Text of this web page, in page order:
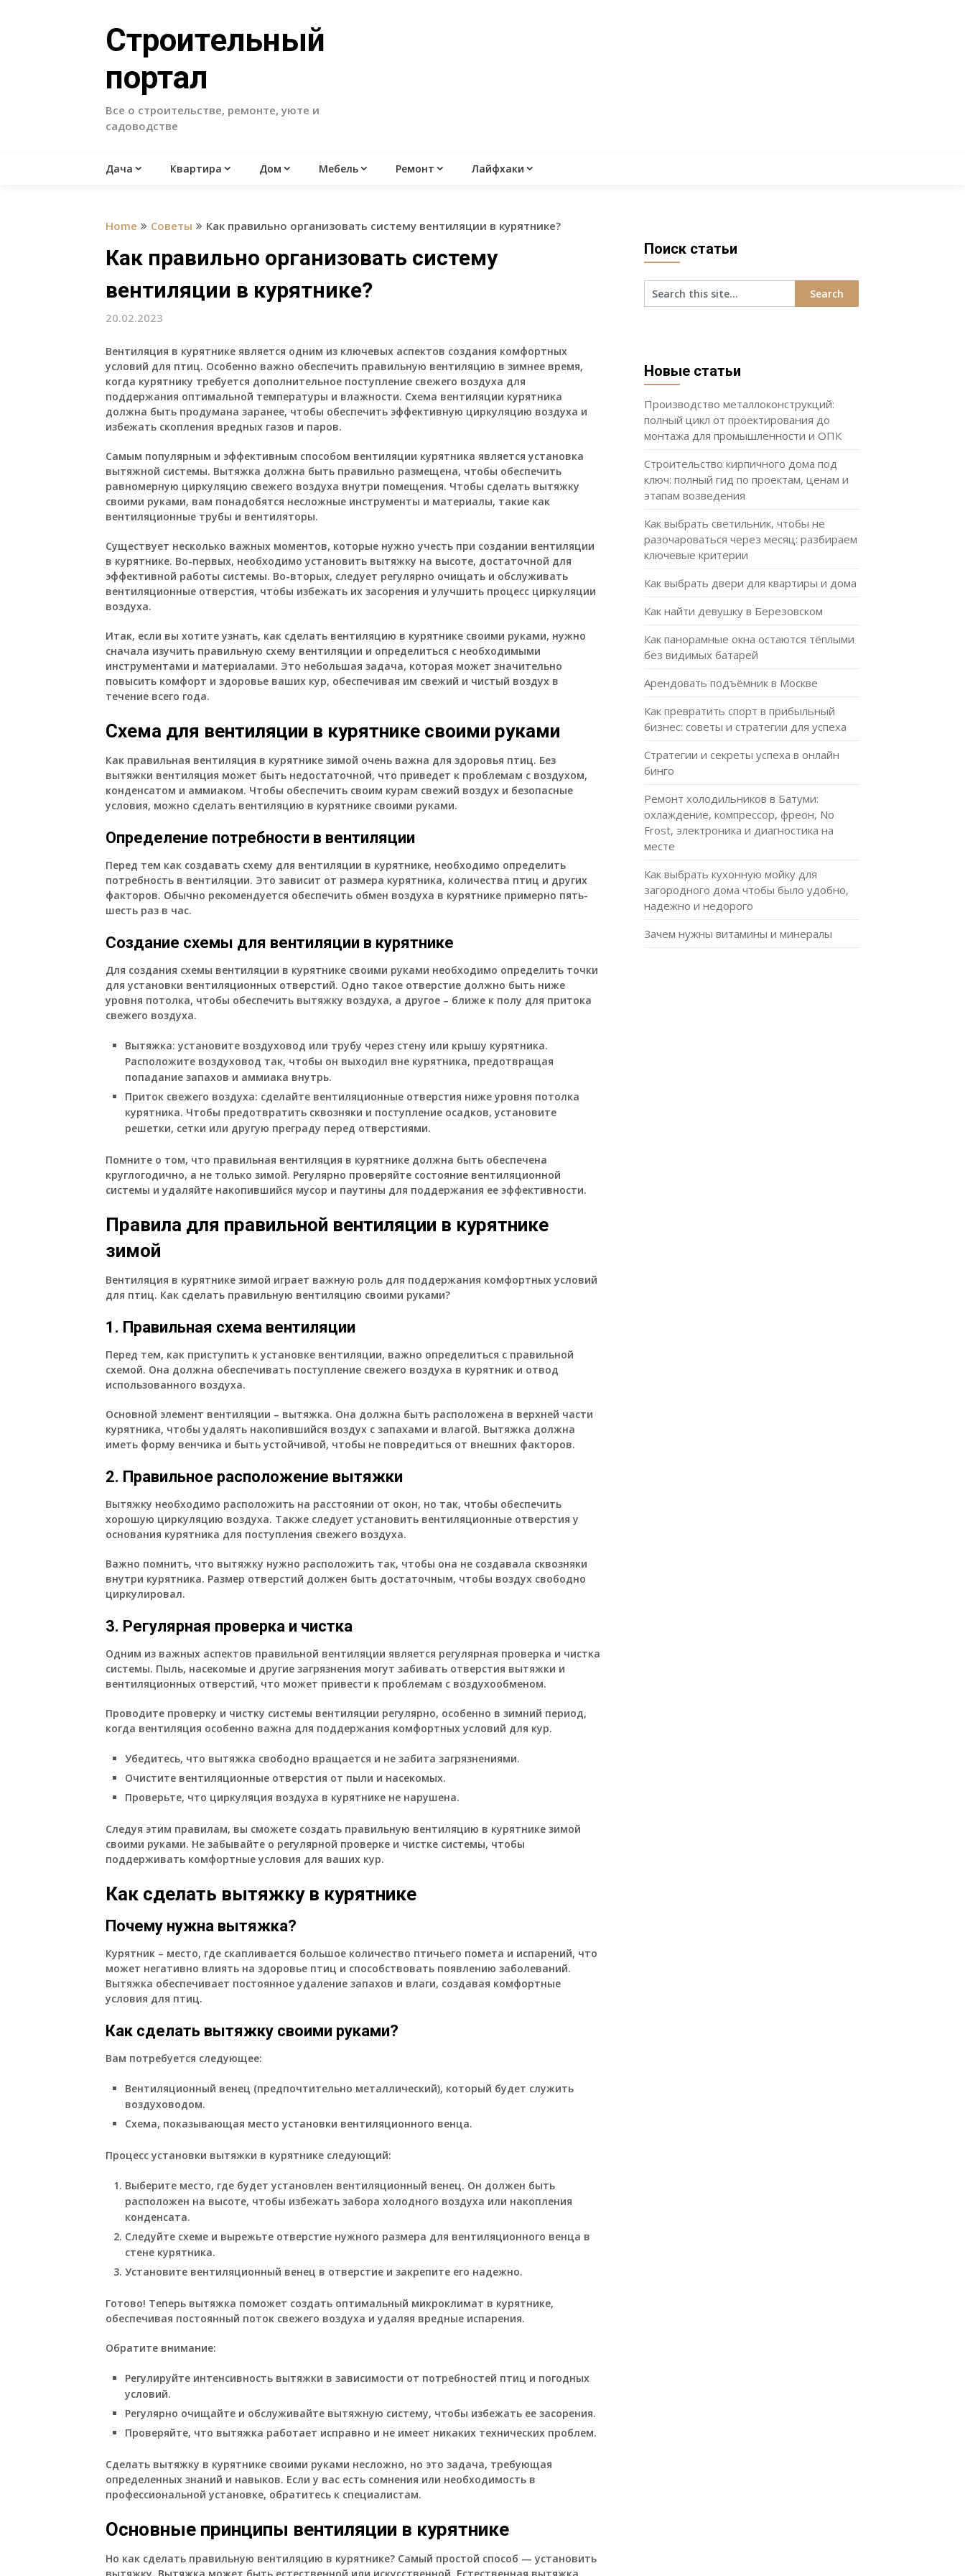
Строительный
портал
Все о строительстве, ремонте, уюте и
садоводстве
Дача Квартира Дом Мебель Ремонт Лайфхаки
Home Советы Как правильно организовать систему вентиляции в курятнике?
Как правильно организовать систему
вентиляции в курятнике?
20.02.2023
Вентиляция в курятнике является одним из ключевых аспектов создания комфортных
условий для птиц. Особенно важно обеспечить правильную вентиляцию в зимнее время,
когда курятнику требуется дополнительное поступление свежего воздуха для
поддержания оптимальной температуры и влажности. Схема вентиляции курятника
должна быть продумана заранее, чтобы обеспечить эффективную циркуляцию воздуха и
избежать скопления вредных газов и паров.
Самым популярным и эффективным способом вентиляции курятника является установка
вытяжной системы. Вытяжка должна быть правильно размещена, чтобы обеспечить
равномерную циркуляцию свежего воздуха внутри помещения. Чтобы сделать вытяжку
своими руками, вам понадобятся несложные инструменты и материалы, такие как
вентиляционные трубы и вентиляторы.
Существует несколько важных моментов, которые нужно учесть при создании вентиляции
в курятнике. Во-первых, необходимо установить вытяжку на высоте, достаточной для
эффективной работы системы. Во-вторых, следует регулярно очищать и обслуживать
вентиляционные отверстия, чтобы избежать их засорения и улучшить процесс циркуляции
воздуха.
Итак, если вы хотите узнать, как сделать вентиляцию в курятнике своими руками, нужно
сначала изучить правильную схему вентиляции и определиться с необходимыми
инструментами и материалами. Это небольшая задача, которая может значительно
повысить комфорт и здоровье ваших кур, обеспечивая им свежий и чистый воздух в
течение всего года.
Схема для вентиляции в курятнике своими руками
Как правильная вентиляция в курятнике зимой очень важна для здоровья птиц. Без
вытяжки вентиляция может быть недостаточной, что приведет к проблемам с воздухом,
конденсатом и аммиаком. Чтобы обеспечить своим курам свежий воздух и безопасные
условия, можно сделать вентиляцию в курятнике своими руками.
Определение потребности в вентиляции
Перед тем как создавать схему для вентиляции в курятнике, необходимо определить
потребность в вентиляции. Это зависит от размера курятника, количества птиц и других
факторов. Обычно рекомендуется обеспечить обмен воздуха в курятнике примерно пять-
шесть раз в час.
Создание схемы для вентиляции в курятнике
Для создания схемы вентиляции в курятнике своими руками необходимо определить точки
для установки вентиляционных отверстий. Одно такое отверстие должно быть ниже
уровня потолка, чтобы обеспечить вытяжку воздуха, а другое – ближе к полу для притока
свежего воздуха.
Вытяжка: установите воздуховод или трубу через стену или крышу курятника.
Расположите воздуховод так, чтобы он выходил вне курятника, предотвращая
попадание запахов и аммиака внутрь.
Приток свежего воздуха: сделайте вентиляционные отверстия ниже уровня потолка
курятника. Чтобы предотвратить сквозняки и поступление осадков, установите
решетки, сетки или другую преграду перед отверстиями.
Помните о том, что правильная вентиляция в курятнике должна быть обеспечена
круглогодично, а не только зимой. Регулярно проверяйте состояние вентиляционной
системы и удаляйте накопившийся мусор и паутины для поддержания ее эффективности.
Правила для правильной вентиляции в курятнике
зимой
Вентиляция в курятнике зимой играет важную роль для поддержания комфортных условий
для птиц. Как сделать правильную вентиляцию своими руками?
1. Правильная схема вентиляции
Перед тем, как приступить к установке вентиляции, важно определиться с правильной
схемой. Она должна обеспечивать поступление свежего воздуха в курятник и отвод
использованного воздуха.
Основной элемент вентиляции – вытяжка. Она должна быть расположена в верхней части
курятника, чтобы удалять накопившийся воздух с запахами и влагой. Вытяжка должна
иметь форму венчика и быть устойчивой, чтобы не повредиться от внешних факторов.
2. Правильное расположение вытяжки
Вытяжку необходимо расположить на расстоянии от окон, но так, чтобы обеспечить
хорошую циркуляцию воздуха. Также следует установить вентиляционные отверстия у
основания курятника для поступления свежего воздуха.
Важно помнить, что вытяжку нужно расположить так, чтобы она не создавала сквозняки
внутри курятника. Размер отверстий должен быть достаточным, чтобы воздух свободно
циркулировал.
3. Регулярная проверка и чистка
Одним из важных аспектов правильной вентиляции является регулярная проверка и чистка
системы. Пыль, насекомые и другие загрязнения могут забивать отверстия вытяжки и
вентиляционных отверстий, что может привести к проблемам с воздухообменом.
Проводите проверку и чистку системы вентиляции регулярно, особенно в зимний период,
когда вентиляция особенно важна для поддержания комфортных условий для кур.
Убедитесь, что вытяжка свободно вращается и не забита загрязнениями.
Очистите вентиляционные отверстия от пыли и насекомых.
Проверьте, что циркуляция воздуха в курятнике не нарушена.
Следуя этим правилам, вы сможете создать правильную вентиляцию в курятнике зимой
своими руками. Не забывайте о регулярной проверке и чистке системы, чтобы
поддерживать комфортные условия для ваших кур.
Как сделать вытяжку в курятнике
Почему нужна вытяжка?
Курятник – место, где скапливается большое количество птичьего помета и испарений, что
может негативно влиять на здоровье птиц и способствовать появлению заболеваний.
Вытяжка обеспечивает постоянное удаление запахов и влаги, создавая комфортные
условия для птиц.
Как сделать вытяжку своими руками?
Вам потребуется следующее:
Вентиляционный венец (предпочтительно металлический), который будет служить
воздуховодом.
Схема, показывающая место установки вентиляционного венца.
Процесс установки вытяжки в курятнике следующий:
Выберите место, где будет установлен вентиляционный венец. Он должен быть
расположен на высоте, чтобы избежать забора холодного воздуха или накопления
конденсата.
Следуйте схеме и вырежьте отверстие нужного размера для вентиляционного венца в
стене курятника.
Установите вентиляционный венец в отверстие и закрепите его надежно.
Готово! Теперь вытяжка поможет создать оптимальный микроклимат в курятнике,
обеспечивая постоянный поток свежего воздуха и удаляя вредные испарения.
Обратите внимание:
Регулируйте интенсивность вытяжки в зависимости от потребностей птиц и погодных
условий.
Регулярно очищайте и обслуживайте вытяжную систему, чтобы избежать ее засорения.
Проверяйте, что вытяжка работает исправно и не имеет никаких технических проблем.
Сделать вытяжку в курятнике своими руками несложно, но это задача, требующая
определенных знаний и навыков. Если у вас есть сомнения или необходимость в
профессиональной установке, обратитесь к специалистам.
Основные принципы вентиляции в курятнике
Но как сделать правильную вентиляцию в курятнике? Самый простой способ — установить
Поиск статьи
Новые статьи
Производство металлоконструкций:
полный цикл от проектирования до
монтажа для промышленности и ОПК
Строительство кирпичного дома под
ключ: полный гид по проектам, ценам и
этапам возведения
Как выбрать светильник, чтобы не
разочароваться через месяц: разбираем
ключевые критерии
Как выбрать двери для квартиры и дома
Как найти девушку в Березовском
Как панорамные окна остаются тёплыми
без видимых батарей
Арендовать подъёмник в Москве
Как превратить спорт в прибыльный
бизнес: советы и стратегии для успеха
Стратегии и секреты успеха в онлайн
бинго
Ремонт холодильников в Батуми:
охлаждение, компрессор, фреон, No
Frost, электроника и диагностика на
месте
Как выбрать кухонную мойку для
загородного дома чтобы было удобно,
надежно и недорого
Зачем нужны витамины и минералы